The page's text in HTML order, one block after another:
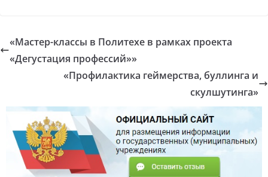
«Мастер-классы в Политехе в рамках проекта
«Дегустация профессий»»
«Профилактика геймерства, буллинга и
скулшутинга»